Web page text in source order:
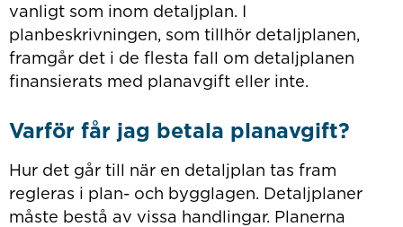
vanligt som inom detaljplan. I
planbeskrivningen, som tillhör detaljplanen,
framgår det i de flesta fall om detaljplanen
finansierats med planavgift eller inte.
Varför får jag betala planavgift?
Hur det går till när en detaljplan tas fram
regleras i plan- och bygglagen. Detaljplaner
måste bestå av vissa handlingar. Planerna